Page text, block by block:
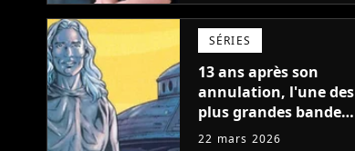
un rôle qui le
détruisait de plus en
plus
SÉRIES
13 ans après son
annulation, l'une des
plus grandes bandes
dessinées de science-
22 mars 2026